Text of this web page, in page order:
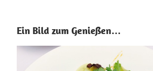
Ein Bild zum Genießen…